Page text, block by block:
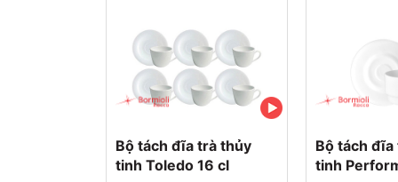
Thiết kế đơn giản mà độc đáo
Ưu điểm vượt trội
Tách đĩa thủy tinh opal Performa
Chất liệuthủy tinh opal
cao cấp, được gia
này mang lại khả năng chịu nhiệt và chịu va
Bộ tách đĩa trà thủy
tinh Toledo 16 cl
Bộ tách
tinh